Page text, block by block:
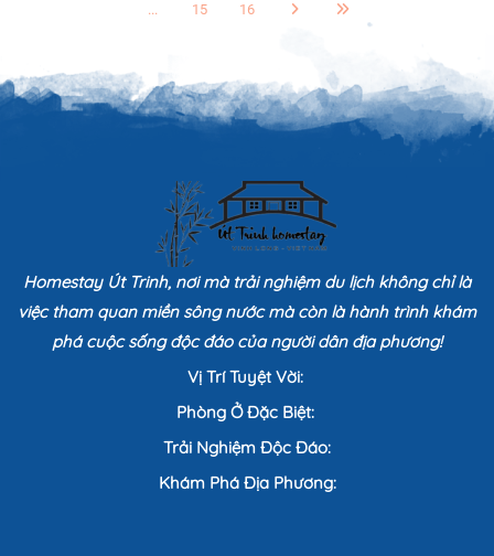
... 15 16
Homestay Út Trinh, nơi mà trải nghiệm du lịch không chỉ là
việc tham quan miền sông nước mà còn là hành trình khám
phá cuộc sống độc đáo của người dân địa phương!
Vị Trí Tuyệt Vời:
Phòng Ở Đặc Biệt:
Trải Nghiệm Độc Đáo:
Khám Phá Địa Phương: